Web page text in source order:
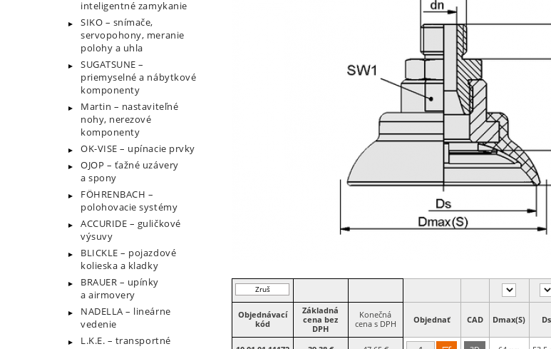
inteligentné zamykanie
SIKO – snímače,
servopohony, meranie
polohy a uhla
SUGATSUNE –
priemyselné a nábytkové
komponenty
Martin – nastaviteľné
nohy, nerezové
komponenty
OK-VISE – upínacie prvky
OJOP – ťažné uzávery
a spony
FÖHRENBACH –
polohovacie systémy
ACCURIDE – guličkové
výsuvy
BLICKLE – pojazdové
kolieska a kladky
BRAUER – upínky
a airmovery
NADELLA – lineárne
vedenie
L.K.E. – transportné
Zruš
filter
Objednávací
kód
Základná
cena bez
DPH
Konečná
cena s DPH
Objednať CAD Dmax(S) Ds